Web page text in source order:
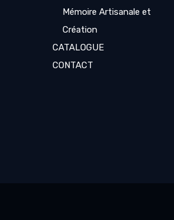
Mémoire Artisanale et
Création
CATALOGUE
CONTACT